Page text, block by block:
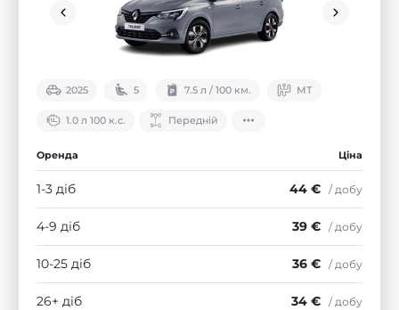
2025 5 7.5 л / 100 км. МТ
1.0 л 100 к.с. Передній
Оренда Ціна
1-3 діб 44 € / добу
4-9 діб 39 € / добу
10-25 діб 36 € / добу
26+ діб 34 € / добу